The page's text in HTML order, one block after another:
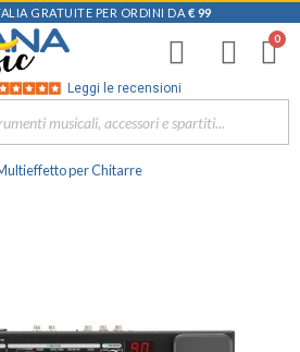
GRATUITE PER ORDINI DA € 99
Leggi le recensioni
per Chitarre